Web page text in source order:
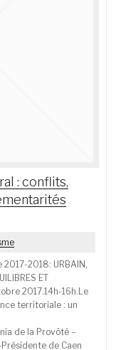
: conflits,
2018: URBAIN,
ET
2017.14h-16h.Le
territoriale : un
–
de Caen